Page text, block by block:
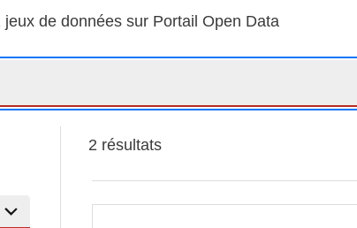
de données sur Portail Open Data
2 résultats